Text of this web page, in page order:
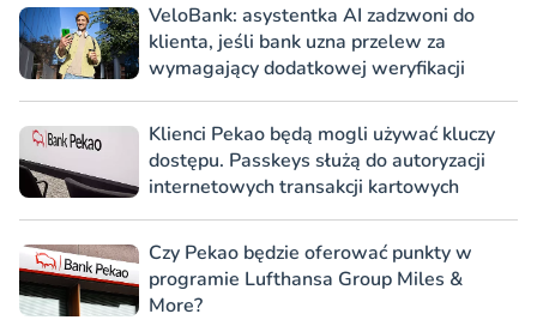
VeloBank: asystentka AI zadzwoni do
klienta, jeśli bank uzna przelew za
wymagający dodatkowej weryfikacji
Klienci Pekao będą mogli używać kluczy
dostępu. Passkeys służą do autoryzacji
internetowych transakcji kartowych
Czy Pekao będzie oferować punkty w
programie Lufthansa Group Miles &
More?